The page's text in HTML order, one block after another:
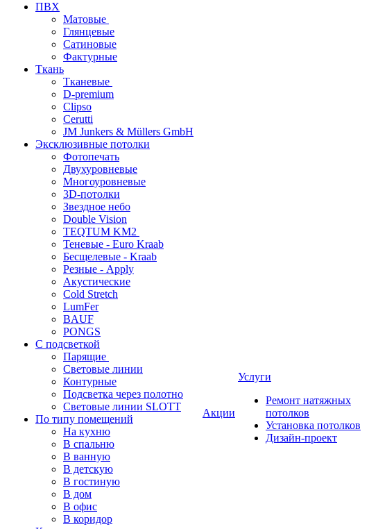
ПВХ
Матовые
Глянцевые
Сатиновые
Фактурные
Ткань
Тканевые
D-premium
Clipso
Cerutti
JM Junkers & Müllers GmbH
Эксклюзивные потолки
Фотопечать
Двухуровневые
Многоуровневые
3D-потолки
Звездное небо
Double Vision
TEQTUM KM2
Теневые - Euro Kraab
Бесщелевые - Kraab
Резные - Apply
Акустические
Cold Stretch
LumFer
BAUF
PONGS
С подсветкой
Парящие
Световые линии
Контурные
Подсветка через полотно
Световые линии SLOTT
По типу помещений
На кухню
В спальню
В ванную
В детскую
В гостиную
В дом
В офис
В коридор
Акции
Услуги
Ремонт натяжных
потолков
Установка потолков
Дизайн-проект